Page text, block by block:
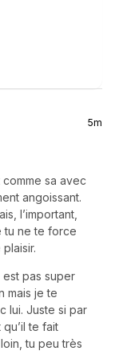
5m
sa avec
angoissant.
l’important,
tu ne te force
est pas super
mais je te
lui. Juste si par
te fait
tu peu très